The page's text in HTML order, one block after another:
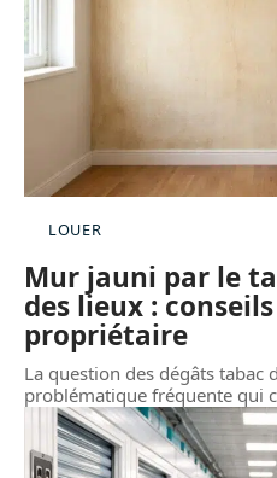
LOUER
Mur jauni par le
des lieux :
propriétaire
La question des dégâts tabac
problématique fréquente qui